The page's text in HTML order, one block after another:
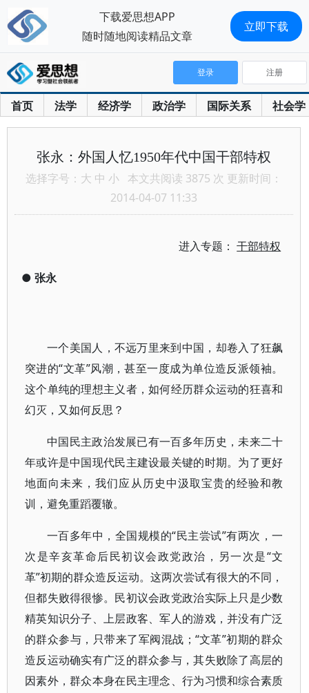
首页 法学 经济学 政治学 国际关系 社会学
登录 注册
张永：外国人忆1950年代中国干部特权
选择字号： 大 中 小 本文共阅读 3875 次 更新时间：
2014-04-07 11:33
进入专题：干部特权
● 张永
一个美国人，不远万里来到中国，却卷入了狂飙
突进的“文革”风潮，甚至一度成为单位造反派领袖。
这个单纯的理想主义者，如何经历群众运动的狂喜和
幻灭，又如何反思？
中国民主政治发展已有一百多年历史，未来二十
年或许是中国现代民主建设最关键的时期。为了更好
地面向未来，我们应从历史中汲取宝贵的经验和教
训，避免重蹈覆辙。
一百多年中，全国规模的“民主尝试”有两次，一
次是辛亥革命后民初议会政党政治，另一次是“文
革”初期的群众造反运动。这两次尝试有很大的不同，
但都失败得很惨。民初议会政党政治实际上只是少数
精英知识分子、上层政客、军人的游戏，并没有广泛
的群众参与，只带来了军阀混战；“文革”初期的群众
造反运动确实有广泛的群众参与，其失败除了高层的
因素外，群众本身在民主理念、行为习惯和综合素质
下载爱思想APP
随时随地阅读精品文章
立即下载